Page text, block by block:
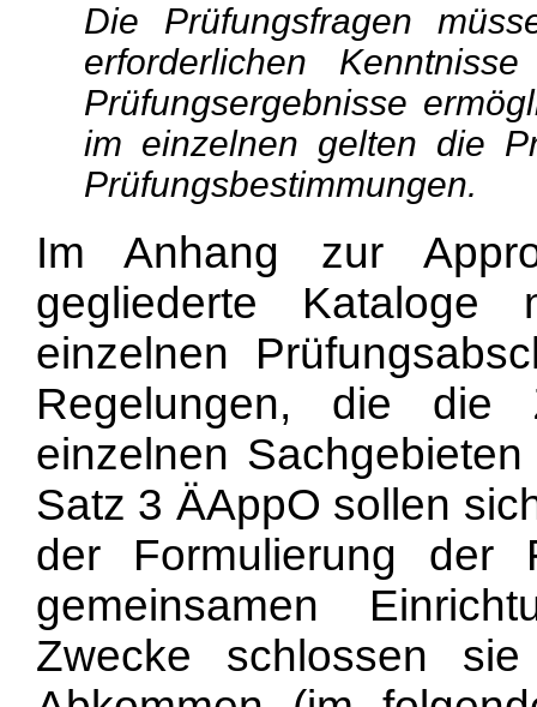
Die Prüfungsfragen
erforderlichen
Prüfungsergebnisse
im einzelnen gelten die
Prüfungsbestimmungen.
Im Anhang zur
gegliederte
einzelnen
Regelungen, die
einzelnen
Satz 3 ÄAppO sollen
der Formulierung der
gemeinsamen
Zwecke schlossen